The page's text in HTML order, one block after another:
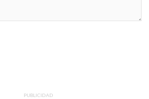
PUBLICIDAD